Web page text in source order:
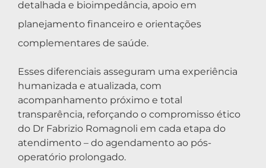
detalhada e bioimpedância, apoio em
planejamento financeiro e orientações
complementares de saúde.
Esses diferenciais asseguram uma experiência
humanizada e atualizada, com
acompanhamento próximo e total
transparência, reforçando o compromisso ético
do Dr Fabrizio Romagnoli em cada etapa do
atendimento – do agendamento ao pós-
operatório prolongado.